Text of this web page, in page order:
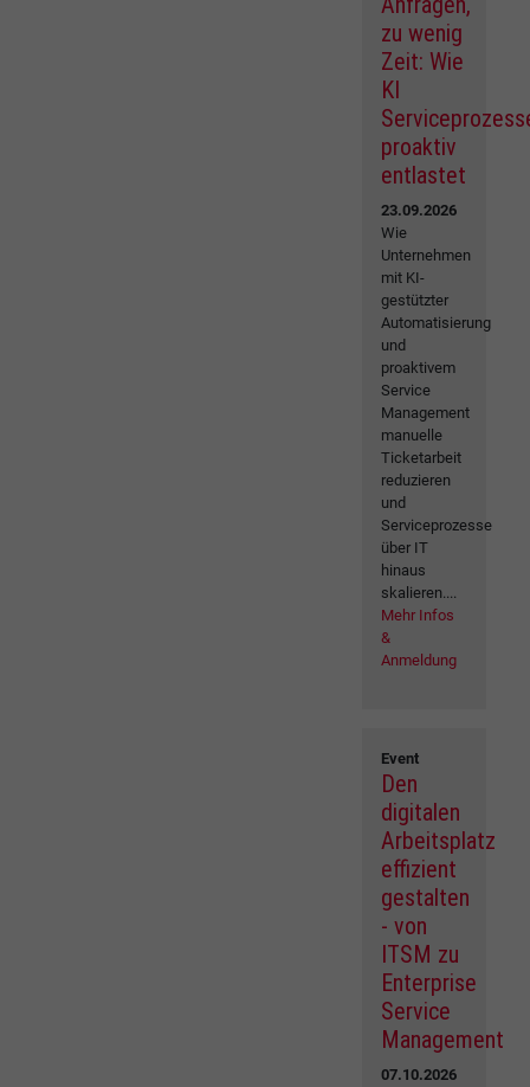
zu wenig
Zeit: Wie
KI
proaktiv
entlastet
23.09.2026
Wie
Unternehmen
mit KI-
gestützter
Automatisierung
und
proaktivem
Service
Management
manuelle
Ticketarbeit
reduzieren
und
Serviceprozesse
über IT
hinaus
skalieren....
Mehr Infos
&
Anmeldung
Event
Den
digitalen
Arbeitsplatz
effizient
gestalten
- von
ITSM zu
Enterprise
Service
Management
07.10.2026